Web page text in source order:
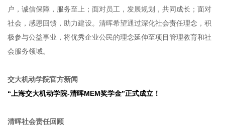
户，诚信保障，服务至上；面对员工，发展规划，共同成长；面对
社会，感恩回馈，助力建设。清晖希望通过深化社会责任理念，积
极参与公益事业，将优秀企业公民的理念延伸至项目管理教育和社
会服务领域。
交大机动学院官方新闻
“上海交大机动学院-清晖MEM奖学金”正式成立！
清晖社会责任回顾